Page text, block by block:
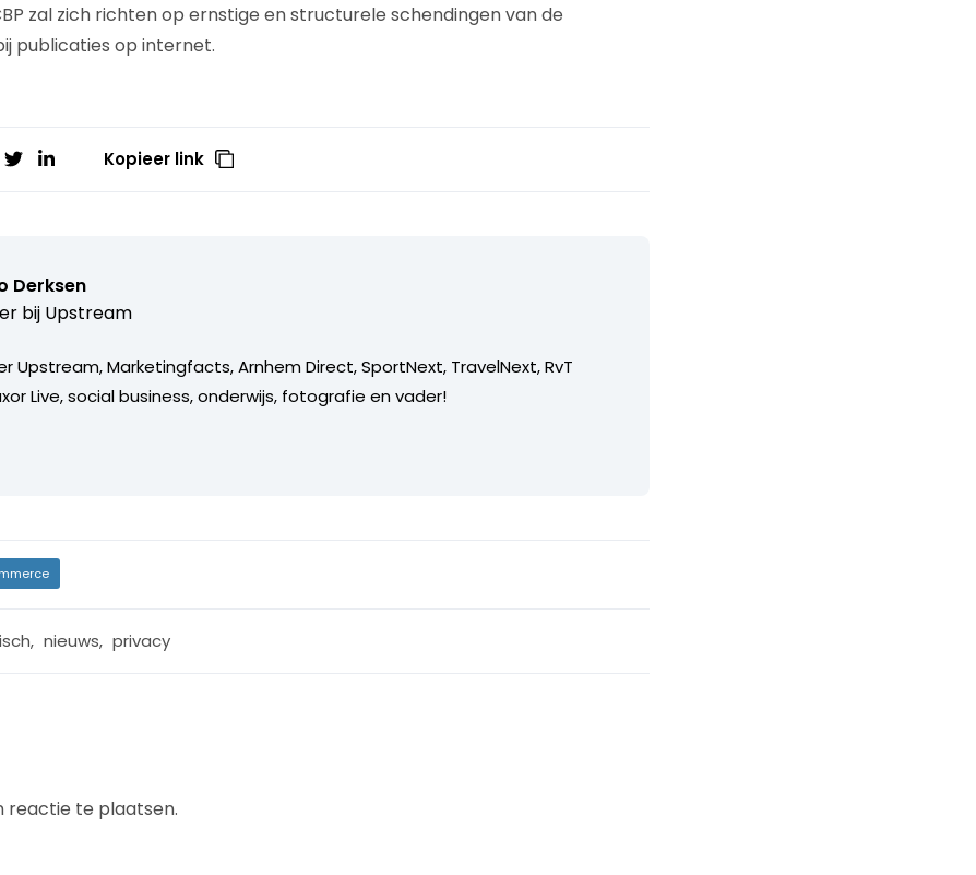
zal zich richten op ernstige en structurele schendingen van de
publicaties op internet.
Kopieer link
Derksen
bij Upstream
Upstream, Marketingfacts, Arnhem Direct, SportNext, TravelNext, RvT
Live, social business, onderwijs, fotografie en vader!
, nieuws, privacy
reactie te plaatsen.